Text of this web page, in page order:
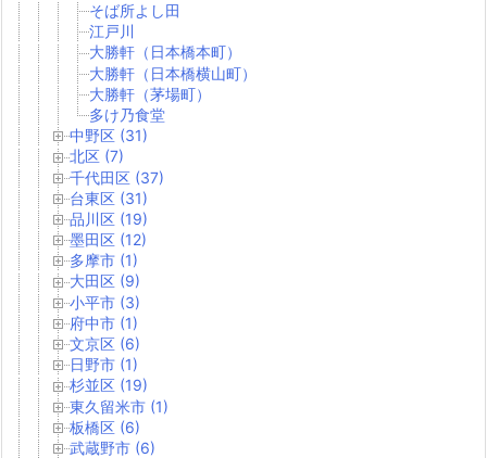
そば所よし田
江戸川
大勝軒（日本橋本町）
大勝軒（日本橋横山町）
大勝軒（茅場町）
多け乃食堂
中野区 (31)
北区 (7)
千代田区 (37)
台東区 (31)
品川区 (19)
墨田区 (12)
多摩市 (1)
大田区 (9)
小平市 (3)
府中市 (1)
文京区 (6)
日野市 (1)
杉並区 (19)
東久留米市 (1)
板橋区 (6)
武蔵野市 (6)